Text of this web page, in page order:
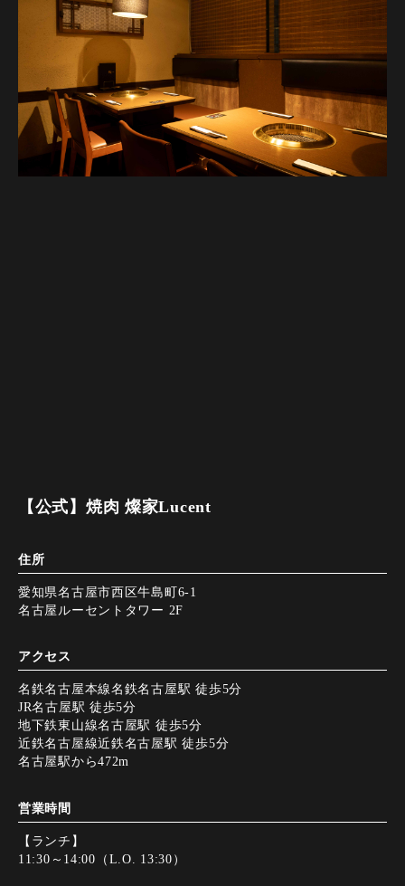
【公式】焼肉 燦家Lucent
住所
愛知県名古屋市西区牛島町6-1
名古屋ルーセントタワー 2F
アクセス
名鉄名古屋本線名鉄名古屋駅 徒歩5分
JR名古屋駅 徒歩5分
地下鉄東山線名古屋駅 徒歩5分
近鉄名古屋線近鉄名古屋駅 徒歩5分
名古屋駅から472m
営業時間
【ランチ】
11:30～14:00（L.O. 13:30）